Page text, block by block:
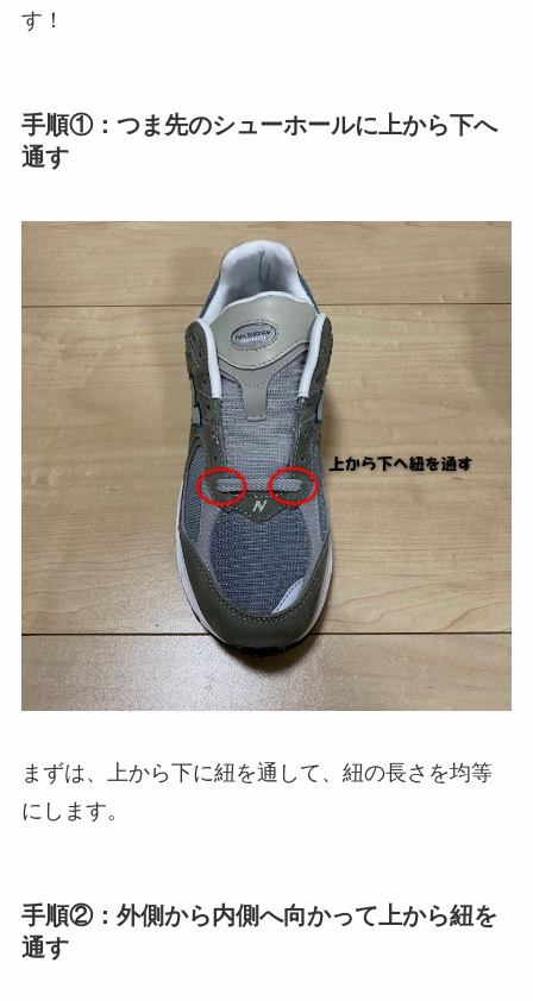
す！
手順①：つま先のシューホールに上から下へ
通す
まずは、上から下に紐を通して、紐の長さを均等
にします。
手順②：外側から内側へ向かって上から紐を
通す